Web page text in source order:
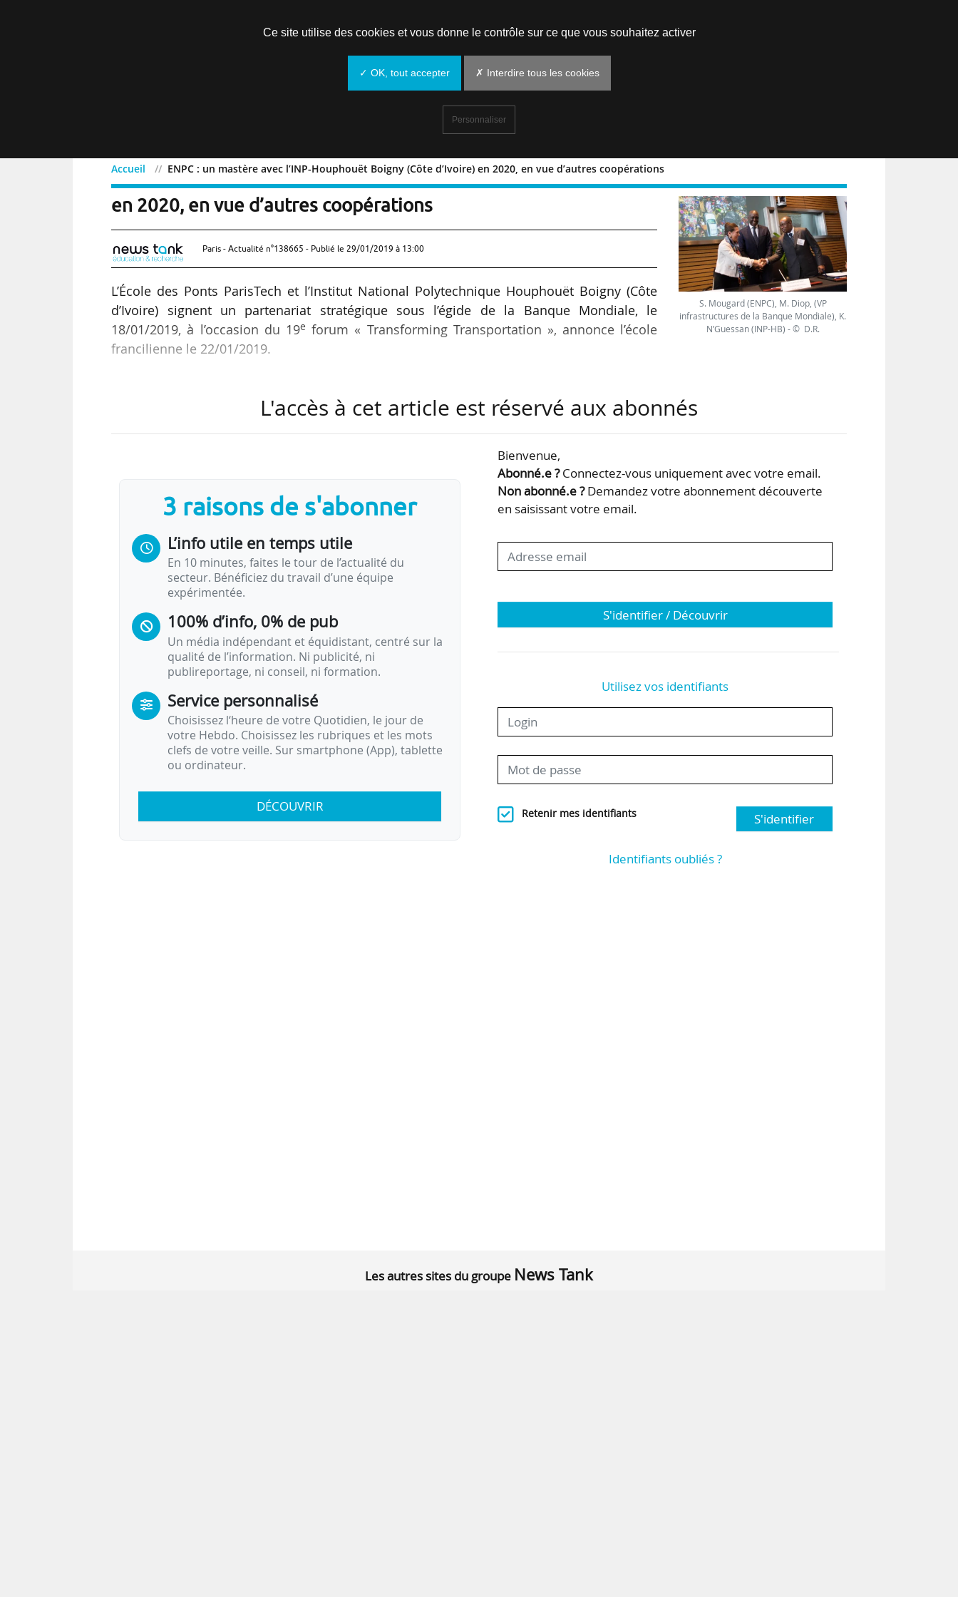
Accueil ENPC : un mastère avec l’INP-Houphouët Boigny (Côte d’Ivoire) en 2020, en vue d’autres coopérations
ENPC : un mastère avec l’INP-Houphouët Boigny (Côte d’Ivoire)
en 2020, en vue d’autres coopérations
Paris - Actualité n°138665 - Publié le 29/01/2019 à 13:00
L’École des Ponts ParisTech et l’Institut National Polytechnique Houphouët Boigny (Côte
d’Ivoire) signent un partenariat stratégique sous l’égide de la Banque Mondiale, le
18/01/2019, à l’occasion du 19e forum « Transforming Transportation », annonce l’école
francilienne le 22/01/2019.
et aménagement urbain qui ouvrira début 2020. Ce programme sera conçu conjointement
direction pédagogique. Un programme d’échanges de bonnes pratiques entre enseignants
S. Mougard (ENPC), M. Diop, (VP
infrastructures de la Banque Mondiale), K.
N’Guessan (INP-HB) - © D.R.
L'accès à cet article est réservé aux abonnés
3 raisons de s'abonner
L’info utile en temps utile
En 10 minutes, faites le tour de l’actualité du
secteur. Bénéficiez du travail d’une équipe
expérimentée.
100% d’info, 0% de pub
Un média indépendant et équidistant, centré sur la
qualité de l’information. Ni publicité, ni
publireportage, ni conseil, ni formation.
Service personnalisé
Choisissez l‘heure de votre Quotidien, le jour de
votre Hebdo. Choisissez les rubriques et les mots
clefs de votre veille. Sur smartphone (App), tablette
ou ordinateur.
DÉCOUVRIR
Bienvenue,
Abonné.e ?Connectez-vous uniquement avec votre email.
Non abonné.e ?Demandez votre abonnement découverte
en saisissant votre email.
S'identifier / Découvrir
Utilisez vos identifiants
Retenir mes identifiants S'identifier
Identifiants oubliés ?
Les autres sites du groupe News Tank
Ce site utilise des cookies et vous donne le contrôle sur ce que vous souhaitez activer
✓ OK, tout accepter ✗ Interdire tous les cookies
Personnaliser